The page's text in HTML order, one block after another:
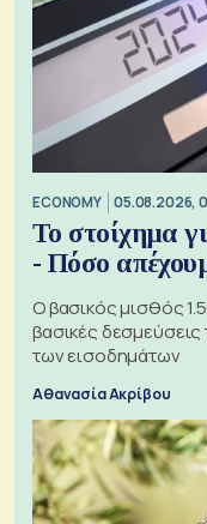
ECONOMY 05.08.2026,
Το στοίχημα
- Πόσο
Ο βασικός μισθός
βασικές δεσμεύσεις
των εισοδημάτων
Αθανασία Ακρίβου